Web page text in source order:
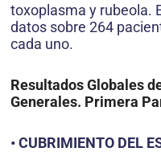
toxoplasma y rubeola.
datos sobre 264
cada uno.
Resultados Globales
Generales. Primera
• CUBRIMIENTO DEL